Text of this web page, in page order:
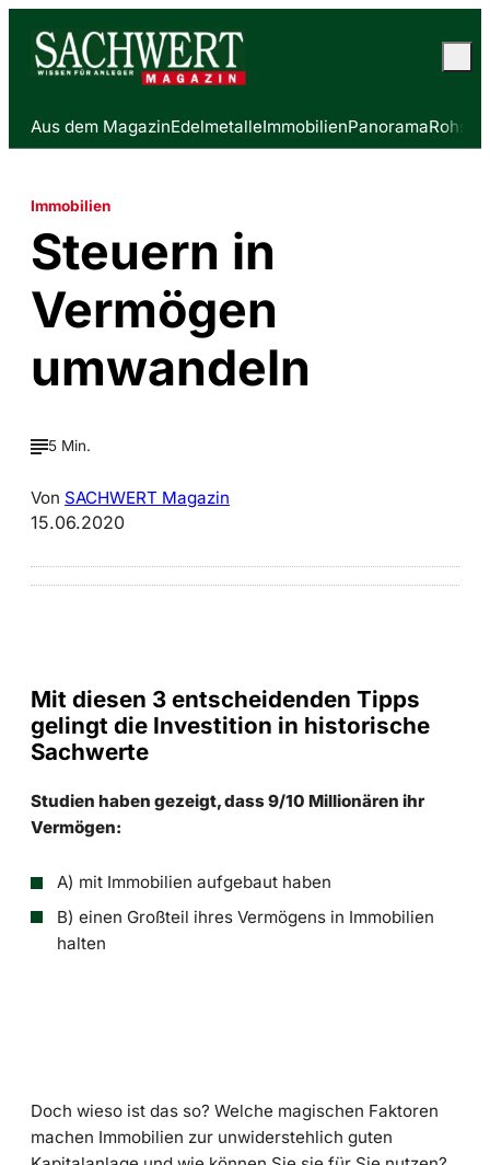
Aus dem MagazinEdelmetalleImmobilienPanorama
Immobilien
Steuern in
Vermögen
umwandeln
5 Min.
Von SACHWERT Magazin
15.06.2020
Mit diesen 3 entscheidenden Tipps
gelingt die Investition in historische
Sachwerte
Studien haben gezeigt, dass 9/10 Millionären ihr
Vermögen:
A) mit Immobilien aufgebaut haben
B) einen Großteil ihres Vermögens in Immobilien
halten
Doch wieso ist das so? Welche magischen Faktoren
machen Immobilien zur unwiderstehlich guten